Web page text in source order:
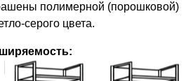
полимерной (порошковой)
серого цвета.